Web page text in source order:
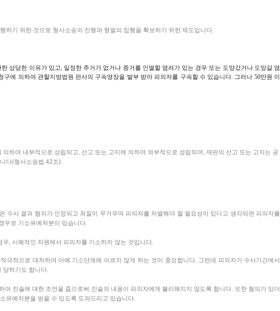
기 위한 것으로 형사소송의 진행과 형벌의 집행을 확보하기 위한 제도입니다.
상당한 이유가 있고, 일정한 주거가 없거나 증거를 인멸할 염려가 있는 경우 또는 도망갔거나 도망갈 염
에 의하여 관할지방법원 판사의 구속영장을 발부 받아 피의자를 구속할 수 있습니다. 그러나 50만원 이
하여 내부적으로 성립되고, 선고 또는 고지에 의하여 외부적으로 성립되며, 재판의 선고 또는 고지는 공
다(형사소송법 42조).
사 결과 혐의가 인정되고 죄질이 무거우며 피의자를 처벌해야 할 필요성이 있다고 생각되면 피의자를
우로 기소유예처분이 있습니다.
, 시혜적인 차원에서 피의자를 기소하지 않는 것입니다.
적으로 대처하여 아예 기소단계에 이르지 않게 하는 것이 중요합니다. 그런데 피의자가 수사기간에서
하기도 합니다.
진술에 대한 조언을 줌으로써 진술의 내용이 피의자에게 불리해지지 않도록 합니다. 또한 혐의가 있더
유예처분을 받을 수 있도록 도와드리고 있습니다.